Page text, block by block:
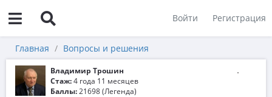
Войти Регистрация
Главная Вопросы и решения
Владимир Трошин
Стаж:4 года 11 месяцев
Баллы:21698 (Легенда)